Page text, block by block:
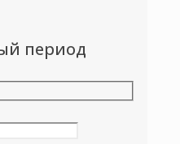
период